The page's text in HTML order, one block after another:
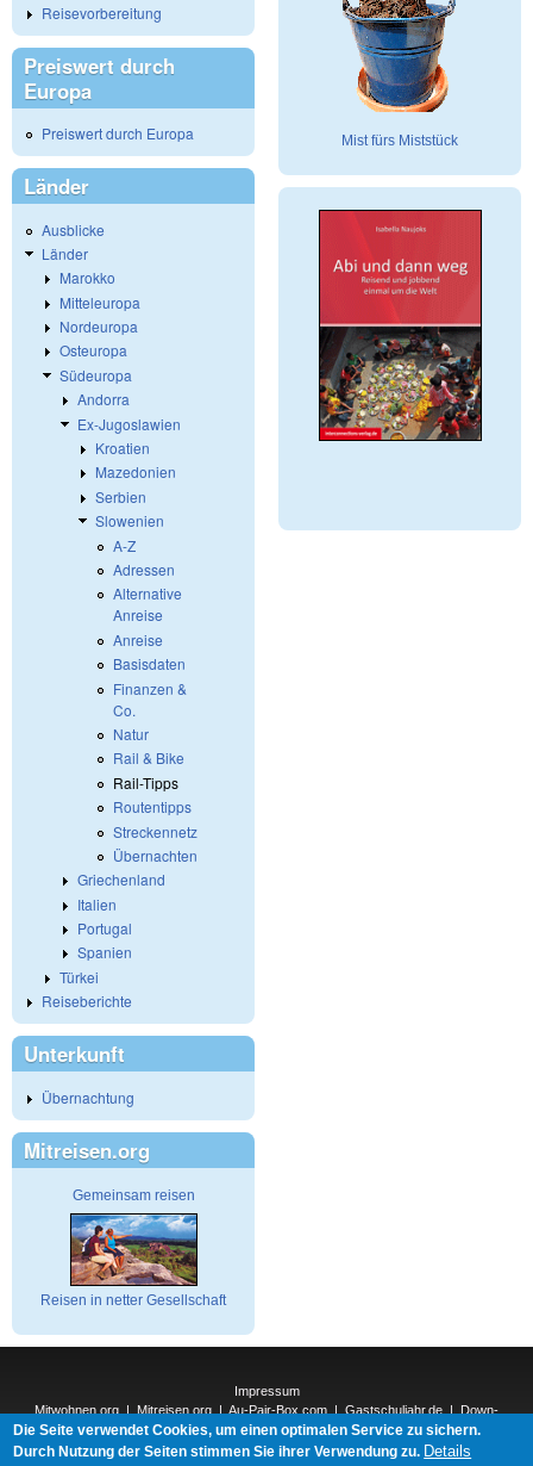
Reisevorbereitung
Preiswert durch
Europa
Preiswert durch Europa
Länder
Ausblicke
Länder
Marokko
Mitteleuropa
Nordeuropa
Osteuropa
Südeuropa
Andorra
Ex-Jugoslawien
Kroatien
Mazedonien
Serbien
Slowenien
A-Z
Adressen
Alternative
Anreise
Anreise
Basisdaten
Finanzen &
Co.
Natur
Rail & Bike
Rail-Tipps
Routentipps
Streckennetz
Übernachten
Griechenland
Italien
Portugal
Spanien
Türkei
Reiseberichte
Unterkunft
Übernachtung
Mitreisen.org
Gemeinsam reisen
Reisen in netter Gesellschaft
Mist fürs Miststück
Impressum
Mitwohnen.org | Mitreisen.org | Au-Pair-Box.com | Gastschuljahr.de | Down-
Under.org |Elderpair.com|
Interconnections-Verlag.de|Natur-und-Umwelt.org|ReiseTops.com|
Die Seite verwendet Cookies, um einen optimalen Service zu sichern.
Durch Nutzung der Seiten stimmen Sie ihrer Verwendung zu. Details